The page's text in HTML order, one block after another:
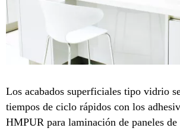
Los acabados superficiales tipo vidrio
tiempos de ciclo rápidos con los
HMPUR para laminación de paneles